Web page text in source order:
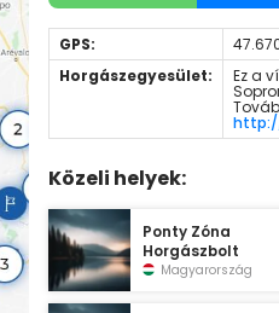
GPS:
Horgászegyesület:
Ez a
Közeli helyek:
Ponty Zóna
Horgászbolt
Magyarország